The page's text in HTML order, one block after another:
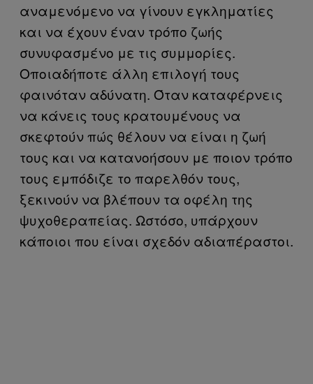
αναμενόμενο να γίνουν εγκληματίες
και να έχουν έναν τρόπο ζωής
συνυφασμένο με τις συμμορίες.
Οποιαδήποτε άλλη επιλογή τους
φαινόταν αδύνατη. Όταν καταφέρνεις
να κάνεις τους κρατουμένους να
σκεφτούν πώς θέλουν να είναι η ζωή
τους και να κατανοήσουν με ποιον τρόπο
τους εμπόδιζε το παρελθόν τους,
ξεκινούν να βλέπουν τα οφέλη της
ψυχοθεραπείας. Ωστόσο, υπάρχουν
κάποιοι που είναι σχεδόν αδιαπέραστοι.